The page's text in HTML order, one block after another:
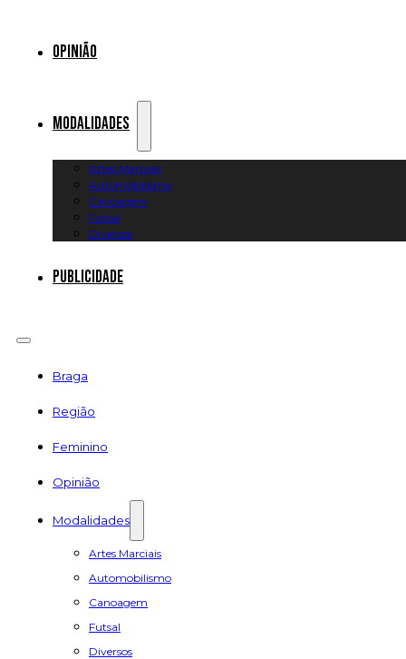
Opinião
Modalidades
Artes Marciais
Automobilismo
Canoagem
Futsal
Diversos
Publicidade
Braga
Região
Feminino
Opinião
Modalidades
Artes Marciais
Automobilismo
Canoagem
Futsal
Diversos